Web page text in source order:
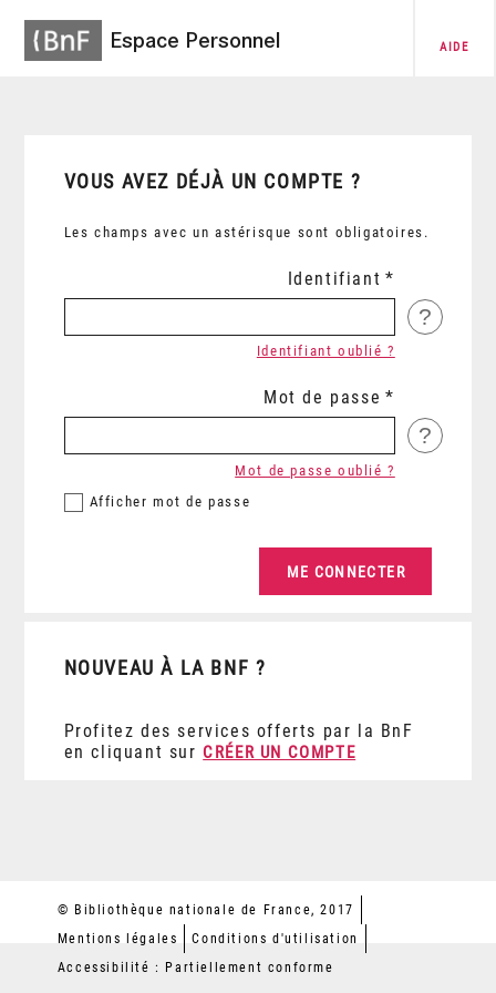
Espace Personnel AIDE
VOUS AVEZ DÉJÀ UN COMPTE ?
Les champs avec un astérisque sont obligatoires.
Identifiant
?
Identifiant oublié ?
Mot de passe
?
Afficher mot de passe
Mot de passe oublié ?
NOUVEAU À LA BNF ?
Profitez des services offerts par la BnF
en cliquant sur CRÉER UN COMPTE
© Bibliothèque nationale de France, 2017
Mentions légales
Conditions d'utilisation
Accessibilité : Partiellement conforme